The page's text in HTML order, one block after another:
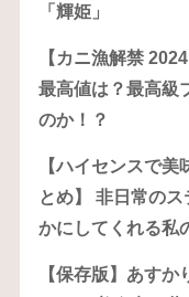
「輝姫」
【カニ漁解禁
最高値は？最高級
のか！？
【ハイセンスで
とめ】 非日常の
かにしてくれる私
【保存版】あす